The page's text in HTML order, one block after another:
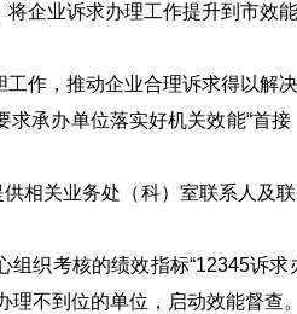
企业诉求办理工作提升到市效
作，推动企业合理诉求得以解决
承办单位落实好机关效能“首接
相关业务处（科）室联系人及
织考核的绩效指标“12345诉求
不到位的单位，启动效能督查。